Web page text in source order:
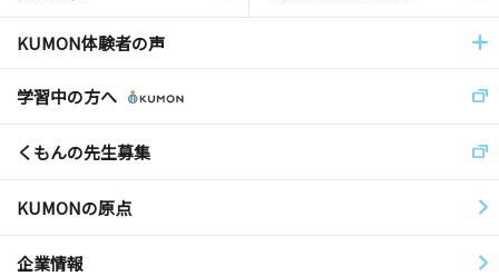
KUMON体験者の声
学習中の方へ
くもんの先生募集
KUMONの原点
企業情報